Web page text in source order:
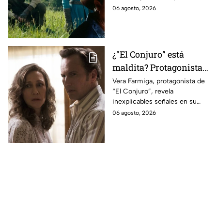
cinematográfica del popular
06 agosto, 2026
¿"El Conjuro” está
maldita? Protagonista
revela INQUIETANTES
señales en su cuerpo
durante la grabación de
la película
Vera Farmiga, protagonista de
“El Conjuro”, revela
inexplicables señales en su
cuerpo durante el rodaje de la
06 agosto, 2026